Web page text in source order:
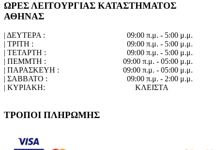
ΩΡΕΣ ΛΕΙΤΟΥΡΓΙΑΣ ΚΑΤΑΣΤΗΜΑΤΟΣ
ΑΘΗΝΑΣ
| ΔΕΥΤΕΡΑ :
09:00 π.μ. - 5:00 μ.μ.
| ΤΡΙΤΗ :
09:00 π.μ. - 5:00 μ.μ.
| ΤΕΤΑΡΤΗ :
09:00 π.μ. - 5:00 μ.μ.
| ΠΕΜΜΤΗ :
09:00 π.μ. - 05:00 μ.μ.
| ΠΑΡΑΣΚΕΥΗ :
09:00 π.μ. - 05:00 μ.μ.
| ΣΑΒΒΑΤΟ :
09:00 π.μ. - 2:00 μ.μ.
| ΚΥΡΙΑΚΗ:
ΚΛΕΙΣΤΑ
ΤΡΟΠΟΙ ΠΛΗΡΩΜΗΣ